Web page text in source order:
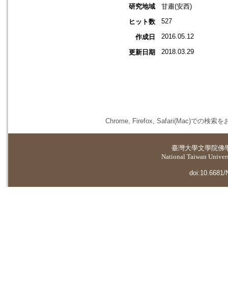
研究地域
甘肅(安西)
ヒット数
527
作成日 2016.05.12
更新日期 2018.03.29
Chrome, Firefox, Safari(Mac)での検索を
臺灣大學文學院佛
National Taiwan
doi:10.6681/